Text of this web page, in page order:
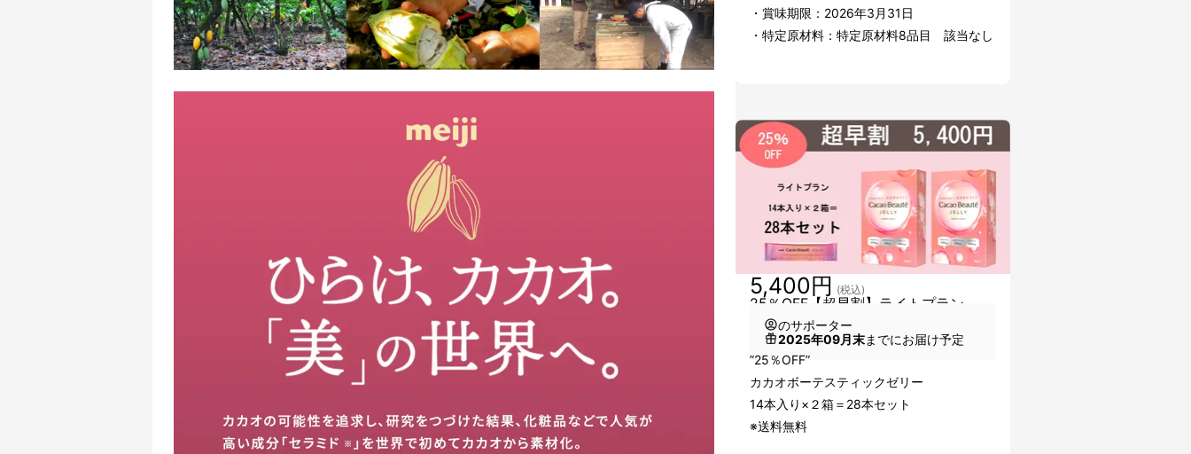
・賞味期限：2026年3月31日
・特定原材料：特定原材料8品目 該当なし
25％OFF【超早割】ライトプラン
5,400円 (税込)
のサポーター
2025年09月末までにお届け予定
”25％OFF”
カカオボーテスティックゼリー
14本入り×２箱＝28本セット
※送料無料